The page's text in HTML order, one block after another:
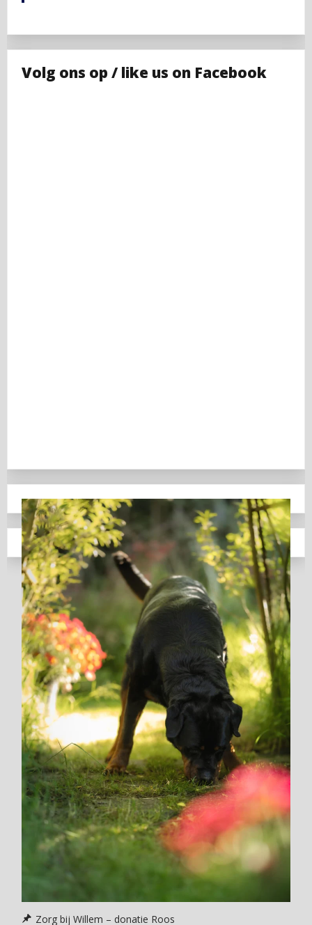
Volg ons op / like us on Facebook
Zorg bij Willem – donatie Roos